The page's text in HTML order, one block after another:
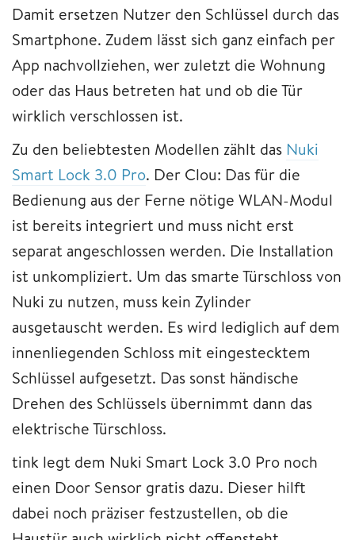
Damit ersetzen Nutzer den Schlüssel durch das
Smartphone. Zudem lässt sich ganz einfach per
App nachvollziehen, wer zuletzt die Wohnung
oder das Haus betreten hat und ob die Tür
wirklich verschlossen ist.
Zu den beliebtesten Modellen zählt das Nuki
Smart Lock 3.0 Pro. Der Clou: Das für die
Bedienung aus der Ferne nötige WLAN-Modul
ist bereits integriert und muss nicht erst
separat angeschlossen werden. Die Installation
ist unkompliziert. Um das smarte Türschloss von
Nuki zu nutzen, muss kein Zylinder
ausgetauscht werden. Es wird lediglich auf dem
innenliegenden Schloss mit eingestecktem
Schlüssel aufgesetzt. Das sonst händische
Drehen des Schlüssels übernimmt dann das
elektrische Türschloss.
tink legt dem Nuki Smart Lock 3.0 Pro noch
einen Door Sensor gratis dazu. Dieser hilft
dabei noch präziser festzustellen, ob die